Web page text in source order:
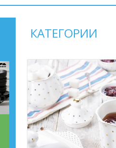
КАТЕГОРИИ